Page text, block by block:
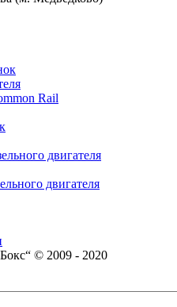
Rail
двигателя
двигателя
© 2009 - 2020